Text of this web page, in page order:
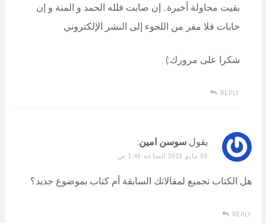
بقيت محاولة أخيرة.. إن صابت فلله الحمد و المنة و إن
خابات فلا مفر من اللجوء إلى النشر الإلكتروني
شكرا على مرورك:)
REPLY
يقول سوسن امين:
09 مايو 2012 الساعة 1:45 ص
هل الكتاب تجميع لمقالاتك السابقة أم كتاب بموضوع جديد؟
REPLY